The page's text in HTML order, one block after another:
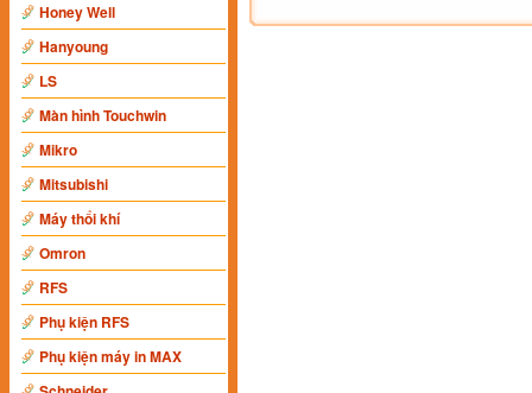
Honey Well
Hanyoung
LS
Màn hình Touchwin
Mikro
Mitsubishi
Máy thổi khí
Omron
RFS
Phụ kiện RFS
Phụ kiện máy in MAX